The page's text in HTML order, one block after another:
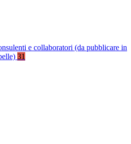
e collaboratori (da pubblicare in
31